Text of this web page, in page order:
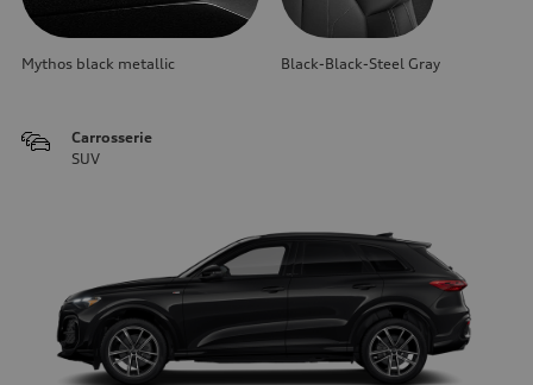
Mythos black metallic Black-Black-Steel Gray
Carrosserie
SUV